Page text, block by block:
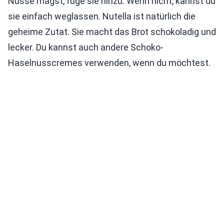
sie einfach weglassen. Nutella ist natürlich die
geheime Zutat. Sie macht das Brot schokoladig und
lecker. Du kannst auch andere Schoko-
Haselnusscremes verwenden, wenn du möchtest.